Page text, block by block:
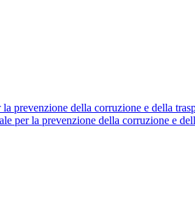
prevenzione della corruzione e della
per la prevenzione della corruzione e